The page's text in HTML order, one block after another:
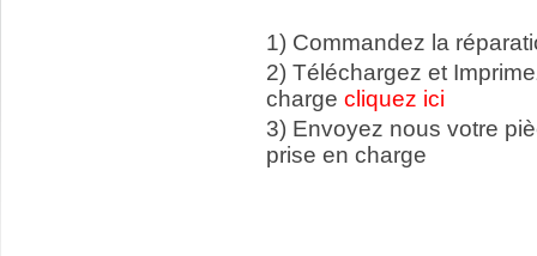
1) Commandez la
2) Téléchargez et
charge cliquez ici
3) Envoyez nous votre
prise en charge